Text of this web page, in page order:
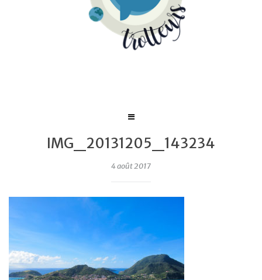
IMG_20131205_143234
4 août 2017